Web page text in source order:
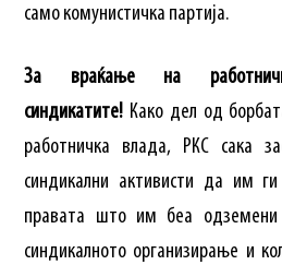
само комунистичка партија.
За враќање на
синдикатите! Како дел од
работничка влада, РКС сака
синдикални активисти да им
правата што им беа одземени
синдикалното организирање и